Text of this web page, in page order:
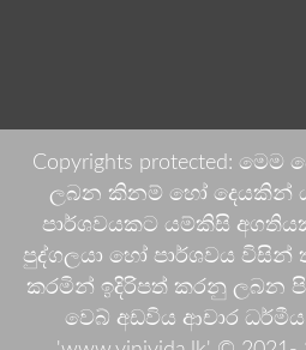
Copyrights protected:
ලබන කිනම් හෝ දෙයකින්
පාර්ශවයකට යම්කිසි
පුද්ගලයා හෝ පාර්ශවය
කරමින් ඉදිරිපත් කරනු ලබන
වෙබ් අඩවිය ආචාර